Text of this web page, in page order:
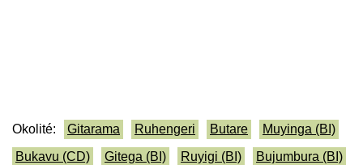
Okolité: Gitarama Ruhengeri Butare
Muyinga (BI)
Bukavu (CD)
Gitega (BI) Ruyigi (BI)
Bujumbura (BI)